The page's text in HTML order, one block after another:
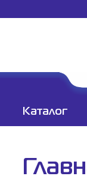
Каталог